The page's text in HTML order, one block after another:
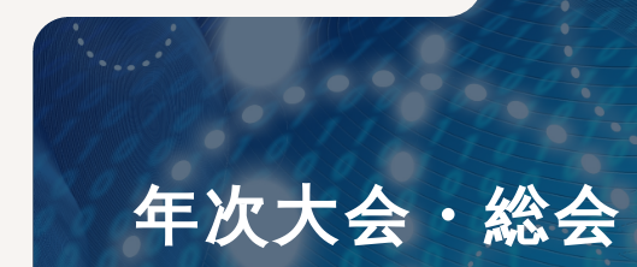
年次大会・総会